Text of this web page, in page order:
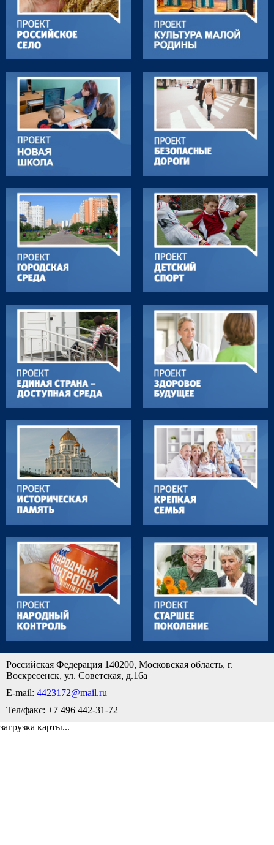
Российская Федерация 140200, Московская область, г.
Воскресенск, ул. Советская, д.16а
E-mail: 4423172@mail.ru
Тел/факс: +7 496 442-31-72
загрузка карты...